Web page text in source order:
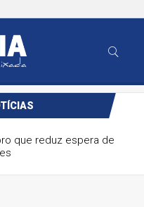
que reduz espera de